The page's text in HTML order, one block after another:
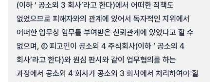
(이하 ‘ 공소외 3 회사’라고 한다)에서 어떠한 직책도
없었으므로 피해자와의 관계에 있어서 독자적인 지위에서
어떠한 업무상 임무를 부여받은 신뢰관계에 있었다고 할 수
없으며, ② 피고인이 공소외 4 주식회사(이하 ‘ 공소외 4
회사’라고 한다)와 원심 판시와 같이 업무협의를 하는
과정에서 공소외 4 회사가 공소외 3 회사에서 처리하여야 할